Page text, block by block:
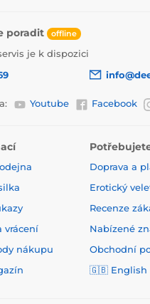
poradit offline
je k dispozici
Youtube Facebook
vrácení
nákupu
Doprava a
Erotický
Recenze
Nabízené
Obchodní
🇬🇧 English